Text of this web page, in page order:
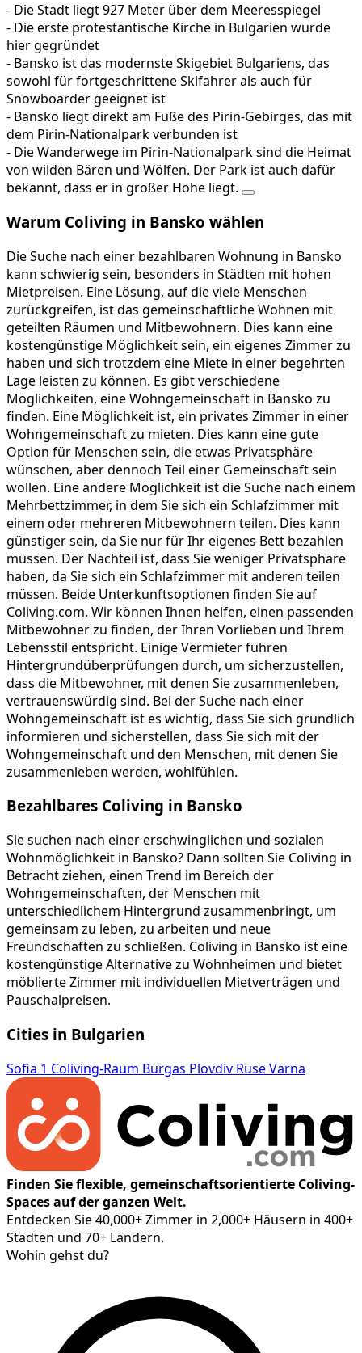
- Die Stadt liegt 927 Meter über dem Meeresspiegel
- Die erste protestantische Kirche in Bulgarien wurde
hier gegründet
- Bansko ist das modernste Skigebiet Bulgariens, das
sowohl für fortgeschrittene Skifahrer als auch für
Snowboarder geeignet ist
- Bansko liegt direkt am Fuße des Pirin-Gebirges, das mit
dem Pirin-Nationalpark verbunden ist
- Die Wanderwege im Pirin-Nationalpark sind die Heimat
von wilden Bären und Wölfen. Der Park ist auch dafür
bekannt, dass er in großer Höhe liegt.
Warum Coliving in Bansko wählen
Die Suche nach einer bezahlbaren Wohnung in Bansko
kann schwierig sein, besonders in Städten mit hohen
Mietpreisen. Eine Lösung, auf die viele Menschen
zurückgreifen, ist das gemeinschaftliche Wohnen mit
geteilten Räumen und Mitbewohnern. Dies kann eine
kostengünstige Möglichkeit sein, ein eigenes Zimmer zu
haben und sich trotzdem eine Miete in einer begehrten
Lage leisten zu können. Es gibt verschiedene
Möglichkeiten, eine Wohngemeinschaft in Bansko zu
finden. Eine Möglichkeit ist, ein privates Zimmer in einer
Wohngemeinschaft zu mieten. Dies kann eine gute
Option für Menschen sein, die etwas Privatsphäre
wünschen, aber dennoch Teil einer Gemeinschaft sein
wollen. Eine andere Möglichkeit ist die Suche nach einem
Mehrbettzimmer, in dem Sie sich ein Schlafzimmer mit
einem oder mehreren Mitbewohnern teilen. Dies kann
günstiger sein, da Sie nur für Ihr eigenes Bett bezahlen
müssen. Der Nachteil ist, dass Sie weniger Privatsphäre
haben, da Sie sich ein Schlafzimmer mit anderen teilen
müssen. Beide Unterkunftsoptionen finden Sie auf
Coliving.com. Wir können Ihnen helfen, einen passenden
Mitbewohner zu finden, der Ihren Vorlieben und Ihrem
Lebensstil entspricht. Einige Vermieter führen
Hintergrundüberprüfungen durch, um sicherzustellen,
dass die Mitbewohner, mit denen Sie zusammenleben,
vertrauenswürdig sind. Bei der Suche nach einer
Wohngemeinschaft ist es wichtig, dass Sie sich gründlich
informieren und sicherstellen, dass Sie sich mit der
Wohngemeinschaft und den Menschen, mit denen Sie
zusammenleben werden, wohlfühlen.
Bezahlbares Coliving in Bansko
Sie suchen nach einer erschwinglichen und sozialen
Wohnmöglichkeit in Bansko? Dann sollten Sie Coliving in
Betracht ziehen, einen Trend im Bereich der
Wohngemeinschaften, der Menschen mit
unterschiedlichem Hintergrund zusammenbringt, um
gemeinsam zu leben, zu arbeiten und neue
Freundschaften zu schließen. Coliving in Bansko ist eine
kostengünstige Alternative zu Wohnheimen und bietet
möblierte Zimmer mit individuellen Mietverträgen und
Pauschalpreisen.
Cities in Bulgarien
Sofia 1 Coliving-Raum Burgas Plovdiv RuseVarna
Finden Sie flexible, gemeinschaftsorientierte Coliving-
Spaces auf der ganzen Welt.
Entdecken Sie 40,000+ Zimmer in 2,000+ Häusern in 400+
Städten und 70+ Ländern.
Wohin gehst du?